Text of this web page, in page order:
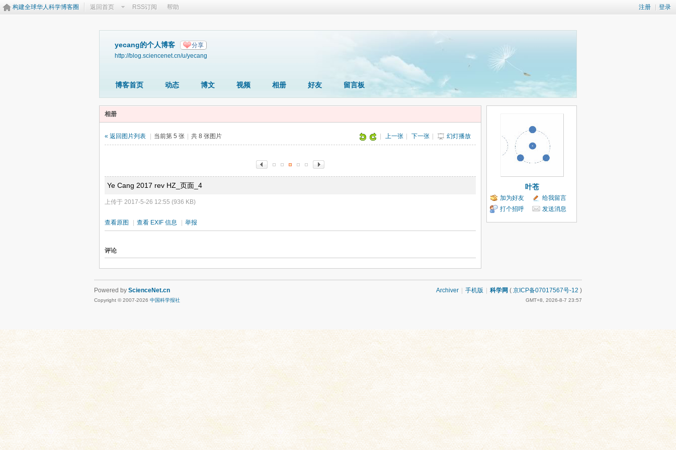
注册 登录
构建全球华人科学博客圈 返回首页 RSS订阅 帮助
yecang的个人博客 分享
http://blog.sciencenet.cn/u/yecang
博客首页 动态 博文 视频 相册 好友 留言板
相册
上一张 下一张 幻灯播放
« 返回图片列表 当前第 5 张 共 8 张图片
Ye Cang 2017 rev HZ_页面_4
上传于 2017-5-26 12:55 (936 KB)
查看原图 查看 EXIF 信息 举报
评论
叶苍
加为好友
给我留言
打个招呼
发送消息
Archiver 手机版 科学网 ( 京ICP备07017567号-12 )
GMT+8, 2026-8-7 23:57
Powered by ScienceNet.cn
Copyright © 2007-2026 中国科学报社